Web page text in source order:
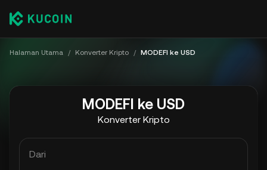
Halaman Utama / Konverter Kripto / MODEFI ke USD
MODEFI ke USD
Konverter Kripto
Dari